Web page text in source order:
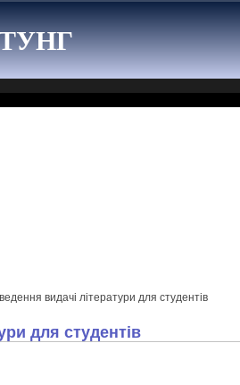
видачі літератури для студентів
для студентів